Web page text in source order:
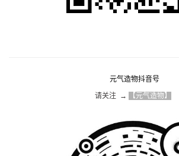
元气造物抖音号
请关注  → 【元气造物】